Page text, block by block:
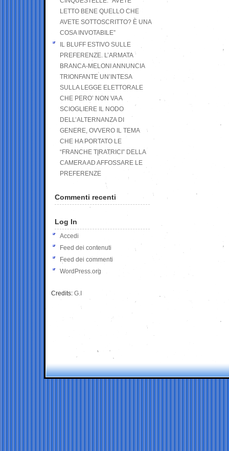
LETTO BENE QUELLO CHE
AVETE SOTTOSCRITTO? È UNA
COSA INVOTABILE”
IL BLUFF ESTIVO SULLE
PREFERENZE. L’ARMATA
BRANCA-MELONI ANNUNCIA
TRIONFANTE UN’INTESA
SULLA LEGGE ELETTORALE
CHE PERO’ NON VA A
SCIOGLIERE IL NODO
DELL’ALTERNANZA DI
GENERE, OVVERO IL TEMA
CHE HA PORTATO LE
“FRANCHE TIRATRICI” DELLA
CAMERA AD AFFOSSARE LE
PREFERENZE
Commenti recenti
Log In
Accedi
Feed dei contenuti
Feed dei commenti
WordPress.org
Credits: G.I